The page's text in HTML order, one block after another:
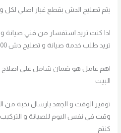
يتم تصليح الدش بقطع غيار اصلي لكل
اذا كنت تريد استفسار من فني
تريد طلب خدمة صيانة و تصليح دش 01024856600
اهم عامل هو ضمان شامل علي اصلاح
البيت
توفير الوقت و الجهد بارسال نخبة
وقت في نفس اليوم للصيانة و التركيب
كنتم